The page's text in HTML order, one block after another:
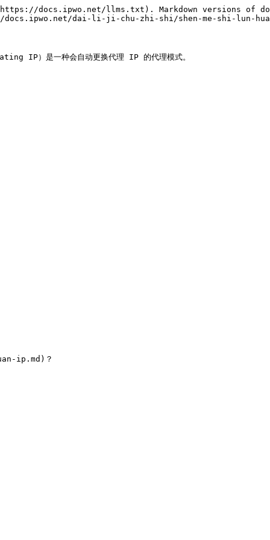
docs.ipwo.net/llms.txt). Markdown versions of
dai-li-ji-chu-zhi-shi/shen-me-shi-lun-
）是一种会自动更换代理 IP 的代理模式。
ip.md)？